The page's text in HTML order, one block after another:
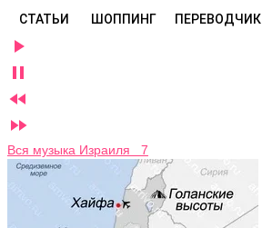
СТАТЬИ ШОППИНГ ПЕРЕВОДЧИК




Вся музыка Израиля 7